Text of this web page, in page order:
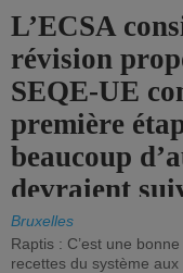
L’ECSA
révision
SEQE-UE
première
beaucoup
devraient
Bruxelles
Raptis : C’est une
recettes du système aux